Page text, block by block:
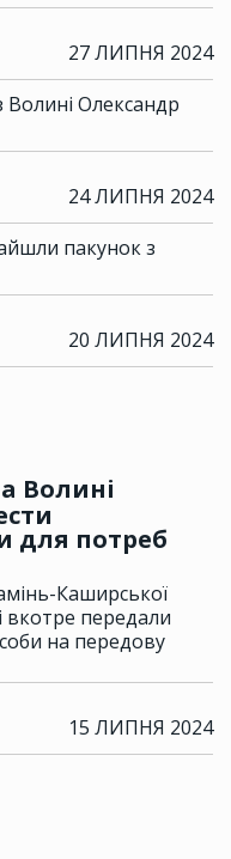
27 ЛИПНЯ 2024
Волині Олександр
24 ЛИПНЯ 2024
пакунок з
20 ЛИПНЯ 2024
Волині
для потреб
Каширської
вкотре передали
на передову
15 ЛИПНЯ 2024